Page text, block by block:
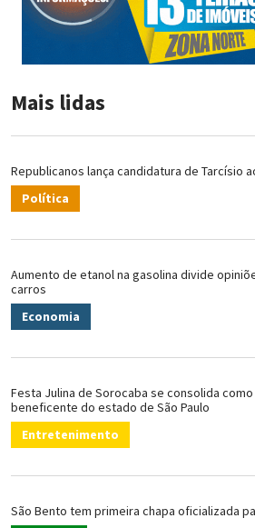
Mais lidas
Republicanos lança candidatura de Tarcísio
Política
Aumento de etanol na gasolina divide
carros
Economia
Festa Julina de Sorocaba se consolida
beneficente do estado de São Paulo
Entretenimento
São Bento tem primeira chapa oficializada